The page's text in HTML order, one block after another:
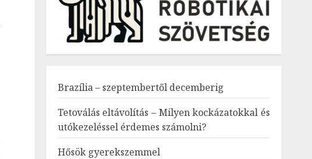
Brazília – szeptembertől decemberig
Tetoválás eltávolítás – Milyen kockázatokkal és
utókezeléssel érdemes számolni?
Hősök gyerekszemmel